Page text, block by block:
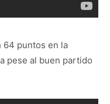
64 puntos en la
pese al buen partido